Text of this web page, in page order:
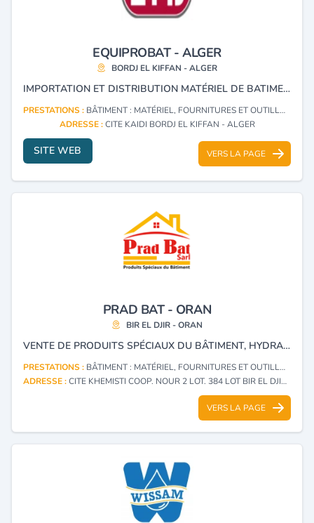
EQUIPROBAT - ALGER
BORDJ EL KIFFAN - ALGER
IMPORTATION ET DISTRIBUTION MATÉRIEL DE BATIMENTS , ÉCHAFAUDAGE ET COFFRAGE EPI.
PRESTATIONS : BÂTIMENT : MATÉRIEL, FOURNITURES ET OUTILLAGE
ADRESSE :CITE KAIDI BORDJ EL KIFFAN - ALGER
SITE WEB VERS LA PAGE
PRAD BAT - ORAN
BIR EL DJIR - ORAN
VENTE DE PRODUITS SPÉCIAUX DU BÂTIMENT, HYDRAULIQUE, TRAVAUX PUBLICS, INDUSTRIE ET ÉTANCHÉITÉ.
PRESTATIONS : BÂTIMENT : MATÉRIEL, FOURNITURES ET OUTILLAGE
ADRESSE :CITE KHEMISTI COOP. NOUR 2 LOT. 384 LOT BIR EL DJIR - ORAN
VERS LA PAGE